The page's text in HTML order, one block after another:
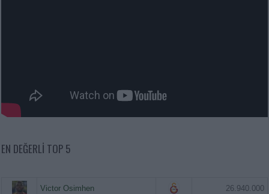
EN DEĞERLI TOP 5
Victor Osimhen 26.940.000